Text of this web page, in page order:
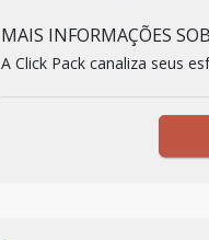
MAIS INFORMAÇÕES
A Click Pack canaliza seus